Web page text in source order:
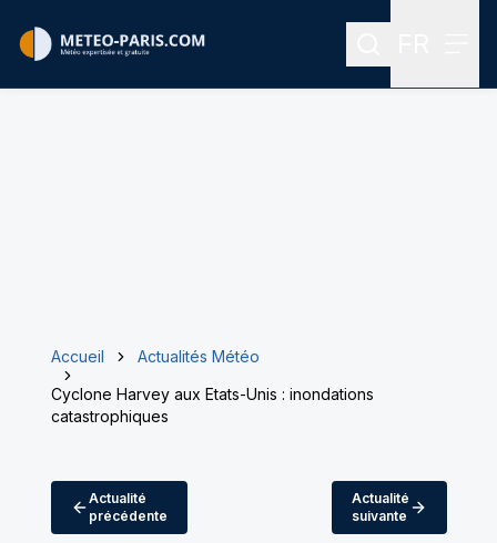
Rechercher
Accueil
Actualités Météo
Cyclone Harvey aux Etats-Unis : inondations
catastrophiques
Actualité
précédente
Actualité
suivante